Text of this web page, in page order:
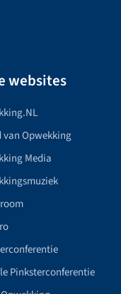
websites
van Opwekking
Media
Pinksterconferentie